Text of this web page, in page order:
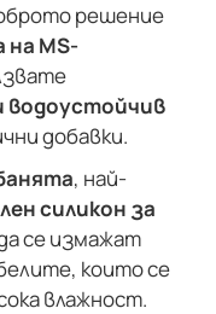
решение
MS-
водоустойчив
добавки.
, най-
силикон за
се измажат
които се
влажност.